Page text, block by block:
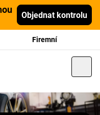
Objednat kontrolu
Firemní